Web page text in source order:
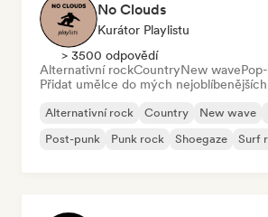
No Clouds
Kurátor Playlistu
> 3500 odpovědí
Alternativní rockCountryNew wave
Přidat umělce do mých
Alternativní rock Country New wave
Post-punk
Punk rock Shoegaze Surf